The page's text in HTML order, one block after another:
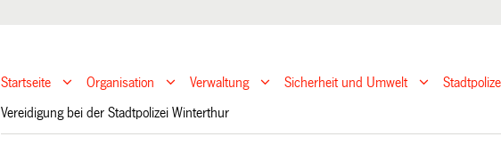
Startseite Organisation Verwaltung Sicherheit und Umwelt
Vereidigung bei der Stadtpolizei Winterthur